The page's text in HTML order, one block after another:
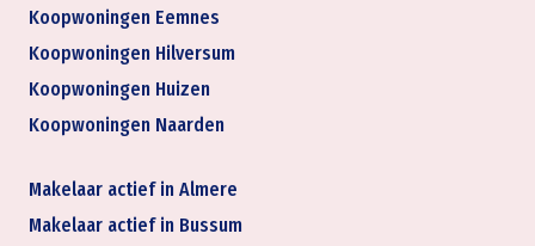
Koopwoningen Eemnes
Koopwoningen Hilversum
Koopwoningen Huizen
Koopwoningen Naarden
Makelaar actief in Almere
Makelaar actief in Bussum